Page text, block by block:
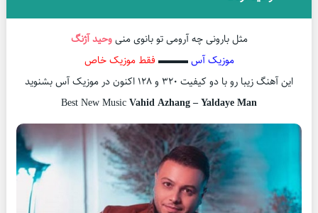
مثل بارونی چه آرومی تو بانوی منیوحید آژنگ
موزیک آس▬▬▬ فقط موزیک خاص
این آهنگ زیبا رو با دو کیفیت ۳۲۰ و ۱۲۸ اکنون در موزیک آس بشنوید
Best New MusicVahid Azhang – Yaldaye Man